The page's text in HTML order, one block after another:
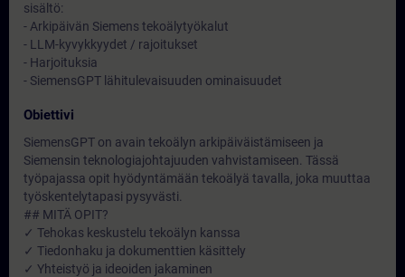
sisältö:
- Arkipäivän Siemens tekoälytyökalut
- LLM-kyvykkyydet / rajoitukset
- Harjoituksia
- SiemensGPT lähitulevaisuuden ominaisuudet
Obiettivi
SiemensGPT on avain tekoälyn arkipäiväistämiseen ja
Siemensin teknologiajohtajuuden vahvistamiseen. Tässä
työpajassa opit hyödyntämään tekoälyä tavalla, joka muuttaa
työskentelytapasi pysyvästi.
## MITÄ OPIT?
✓ Tehokas keskustelu tekoälyn kanssa
✓ Tiedonhaku ja dokumenttien käsittely
✓ Yhteistyö ja ideoiden jakaminen